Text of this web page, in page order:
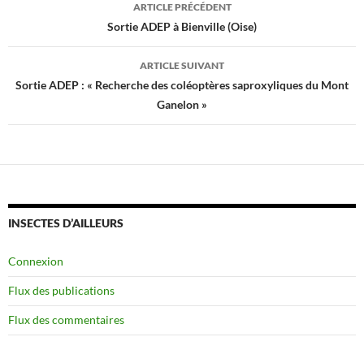
ARTICLE PRÉCÉDENT
Sortie ADEP à Bienville (Oise)
ARTICLE SUIVANT
Sortie ADEP : « Recherche des coléoptères saproxyliques du Mont
Ganelon »
INSECTES D’AILLEURS
Connexion
Flux des publications
Flux des commentaires